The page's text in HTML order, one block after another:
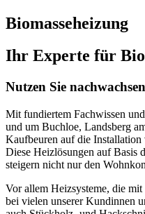
Biomasseheizung
Ihr Experte für
Nutzen Sie
Mit fundiertem Fachwissen
und um Buchloe, Landsberg
Kaufbeuren auf die Installation
Diese Heizlösungen auf Basis
steigern nicht nur den
Vor allem Heizsysteme, die
bei vielen unserer Kundinnen